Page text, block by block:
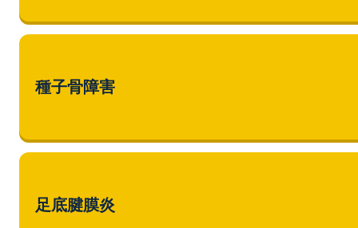
種子骨障害
足底腱膜炎